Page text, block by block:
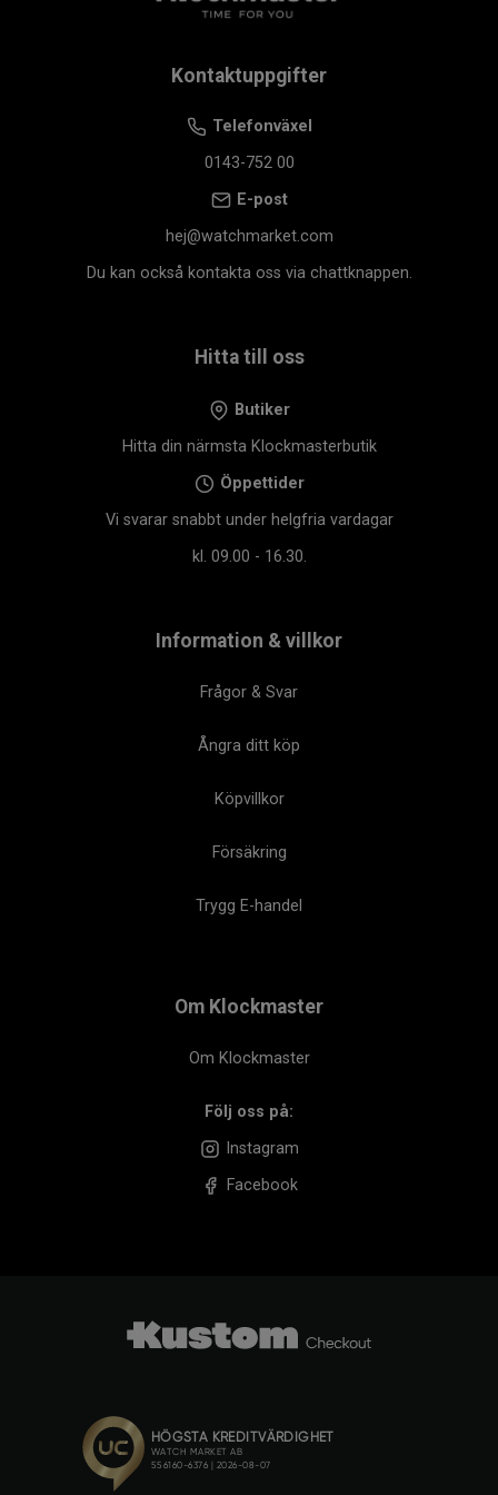
Kontaktuppgifter
Telefonväxel
0143-752 00
E-post
hej@watchmarket.com
Du kan också kontakta oss via chattknappen.
Hitta till oss
Butiker
Hitta din närmsta Klockmasterbutik
Öppettider
Vi svarar snabbt under helgfria vardagar
kl. 09.00 - 16.30.
Information & villkor
Frågor & Svar
Ångra ditt köp
Köpvillkor
Försäkring
Trygg E-handel
Om Klockmaster
Om Klockmaster
Följ oss på:
Instagram
Facebook